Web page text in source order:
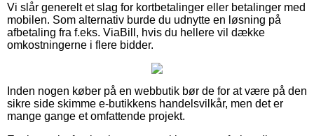
Vi slår generelt et slag for kortbetalinger eller betalinger med
mobilen. Som alternativ burde du udnytte en løsning på
afbetaling fra f.eks. ViaBill, hvis du hellere vil dække
omkostningerne i flere bidder.
Inden nogen køber på en webbutik bør de for at være på den
sikre side skimme e-butikkens handelsvilkår, men det er
mange gange et omfattende projekt.